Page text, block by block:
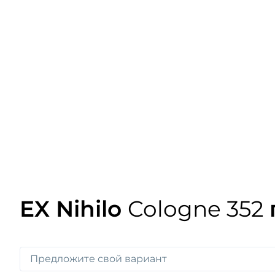
EX Nihilo Cologne 352